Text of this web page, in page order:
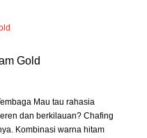
Gold
Mau tau rahasia
dan berkilauan? Chafing
Kombinasi warna hitam